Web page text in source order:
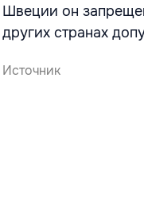
Швеции он
других странах
Источник